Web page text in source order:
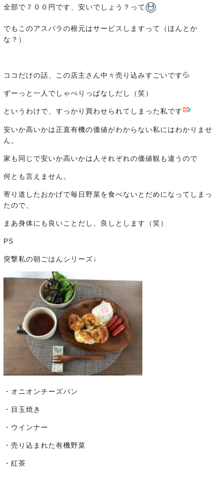
全部で７００円です、安いでしょう？って
でもこのアスパラの根元はサービスしますって（ほんとか
な？）
ココだけの話、この店主さん中々売り込みすごいです💦
ずーっと一人でしゃべりっぱなしだし（笑）
というわけで、すっかり買わせられてしまった私です
安いか高いかは正直有機の価値がわからない私にはわかりませ
ん。
家も同じで安いか高いかは人それぞれの価値観も違うので
何とも言えません。
寄り道したおかげで毎日野菜を食べないとだめになってしまっ
たので、
まあ身体にも良いことだし、良しとします（笑）
PS
突撃私の朝ごはんシリーズ↓
・オニオンチーズパン
・目玉焼き
・ウインナー
・売り込まれた有機野菜
・紅茶